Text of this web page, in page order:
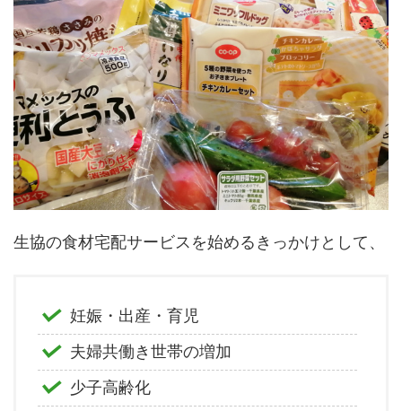
生協の食材宅配サービスを始めるきっかけとして、
妊娠・出産・育児
夫婦共働き世帯の増加
少子高齢化